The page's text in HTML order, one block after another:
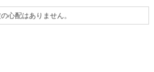
心配はありません。